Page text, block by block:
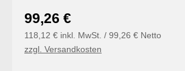
Regulärer Preis:
99,26 €
118,12 € inkl. MwSt. / 99,26 € Netto
zzgl. Versandkosten